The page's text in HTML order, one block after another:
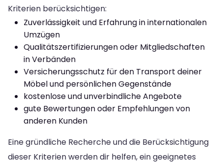
Kriterien berücksichtigen:
Zuverlässigkeit und Erfahrung in internationalen
Umzügen
Qualitätszertifizierungen oder Mitgliedschaften
in Verbänden
Versicherungsschutz für den Transport deiner
Möbel und persönlichen Gegenstände
kostenlose und unverbindliche Angebote
gute Bewertungen oder Empfehlungen von
anderen Kunden
Eine gründliche Recherche und die Berücksichtigung
dieser Kriterien werden dir helfen, ein geeignetes